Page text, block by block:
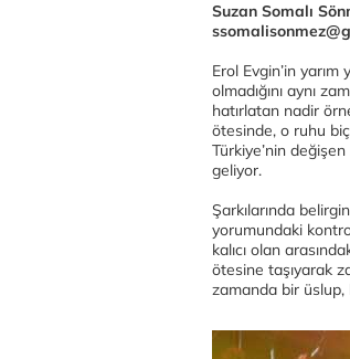
Suzan Somalı
Erol Evgin’in
olmadığını aynı
hatırlatan nadir
ötesinde, o ruhu
Türkiye’nin
geliyor.
Şarkılarında
yorumundaki
kalıcı olan
ötesine taşıyarak
zamanda bir üslup,